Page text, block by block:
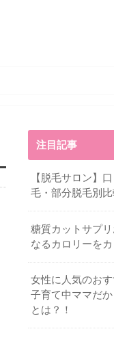
注目記事
【脱毛サロン】
毛・部分脱毛別
糖質カットサプ
なるカロリーを
女性に人気のお
子育て中ママだ
とは？！